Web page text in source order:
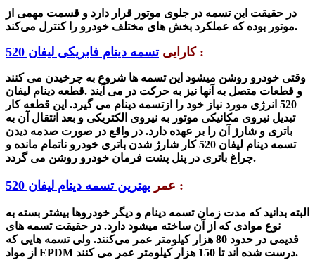
در حقیقت این تسمه در جلوی موتور قرار دارد و قسمت مهمی از
موتور بوده که عملکرد بخش های مختلف خودرو را کنترل می‌کند.
کاراییتسمه دینام فابریکی لیفان 520 :
وقتی خودرو روشن میشود این تسمه ها شروع به چرخیدن می کنند
و قطعات متصل به آنها نیز به حرکت در می آیند .قطعه دینام لیفان
520 انرژی مورد نیاز خود را ازتسمه دینام می گیرد. این قطعه کار
تبدیل نیروی مکانیکی موتور به نیروی الکتریکی و بعد انتقال آن به
باتری و شارژ آن را بر عهده دارد. در واقع در صورت صدمه دیدن
تسمه دینام لیفان 520 کار شارژ شدن باتری خودرو ناتمام مانده و
چراغ باتری در پنل پشت فرمان خودرو روشن می گردد.
عمر بهترین تسمه دینام لیفان 520 :
البته بدانید که مدت زمان تسمه دینام و دیگر خودروها بیشتر بسته به
نوع موادی که از آن ساخته میشود دارد. در حقیقتتسمه های
قدیمی در حدود 80 هزار کیلومتر
عمر می‌کنند. ولی تسمه هایی که
از مواد EPDM درست شده اند تا 150 هزار کیلومتر عمر می کنند.